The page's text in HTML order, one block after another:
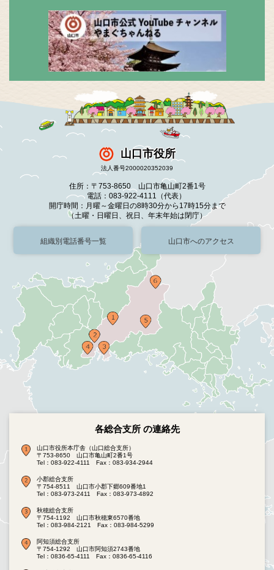
山口市役所
法人番号2000020352039
住所：〒753-8650 山口市亀山町2番1号
電話：083-922-4111（代表）
開庁時間：月曜～金曜日の8時30分から17時15分まで
（土曜・日曜日、祝日、年末年始は閉庁）
組織別電話番号一覧 山口市へのアクセス
各総合支所 の連絡先
山口市役所本庁舎（山口総合支所）
〒753-8650 山口市亀山町2番1号
Tel：083-922-4111
Fax：083-934-2944
小郡総合支所
〒754-8511 山口市小郡下郷609番地1
Tel：083-973-2411
Fax：083-973-4892
秋穂総合支所
〒754-1192 山口市秋穂東6570番地
Tel：083-984-2121
Fax：083-984-5299
阿知須総合支所
〒754-1292 山口市阿知須2743番地
Tel：0836-65-4111
Fax：0836-65-4116